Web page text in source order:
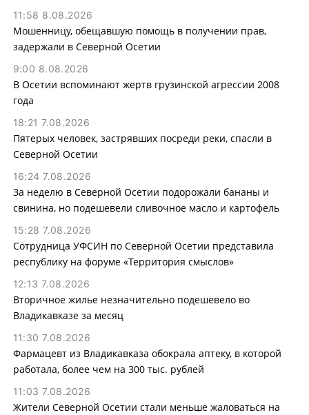
11:58 8.08.2026
Мошенницу, обещавшую помощь в получении прав,
задержали в Северной Осетии
9:00 8.08.2026
В Осетии вспоминают жертв грузинской агрессии 2008
года
18:21 7.08.2026
Пятерых человек, застрявших посреди реки, спасли в
Северной Осетии
16:24 7.08.2026
За неделю в Северной Осетии подорожали бананы и
свинина, но подешевели сливочное масло и картофель
15:28 7.08.2026
Сотрудница УФСИН по Северной Осетии представила
республику на форуме «Территория смыслов»
12:13 7.08.2026
Вторичное жилье незначительно подешевело во
Владикавказе за месяц
11:30 7.08.2026
Фармацевт из Владикавказа обокрала аптеку, в которой
работала, более чем на 300 тыс. рублей
11:03 7.08.2026
Жители Северной Осетии стали меньше жаловаться на